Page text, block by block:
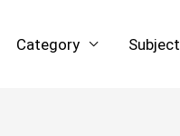
Category Subject